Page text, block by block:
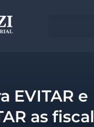
EVITAR e
as